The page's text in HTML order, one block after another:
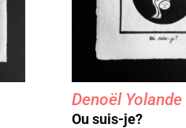
Denoël Yolande
Ou suis-je?